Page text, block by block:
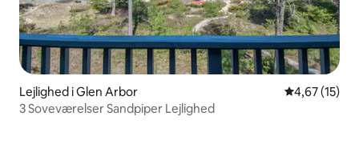
Lejlighed i Glen Arbor 4,67 ud af 5
4,67 (15)
3 Soveværelser Sandpiper Lejlighed